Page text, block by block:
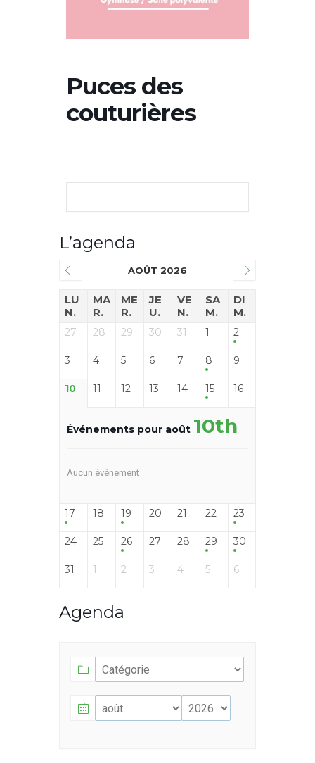
Puces des
couturières
L’agenda
AOÛT 2026
LU
N.
MA
R.
ME
R.
JE
U.
VE
N.
SA
M.
DI
M.
27 28 29 30 31 1 2
3 4 5 6 7 8 9
10 11 12 13 14 15 16
Événements pour août 10th
Aucun événement
17 18 19 20 21 22 23
24 25 26 27 28 29 30
31 1 2 3 4 5 6
Agenda